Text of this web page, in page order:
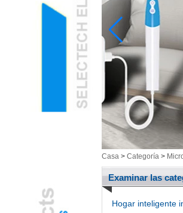
y
Casa > Categoría >
Examinar las
Hogar inteligente